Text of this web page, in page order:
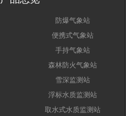
防爆气象站
便携式气象站
手持气象站
森林防火气象站
雪深监测站
浮标水质监测站
取水式水质监测站